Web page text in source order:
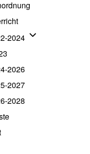
2024 Unternavigation
2026
2027
2028
tab)